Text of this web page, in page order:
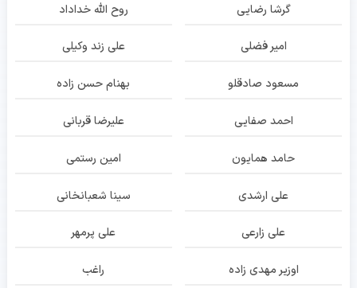
گرشا رضایی روح الله خداداد
امیر فضلی علی زند وکیلی
مسعود صادقلو بهنام حسن زاده
احمد صفایی علیرضا قربانی
حامد همایون امین رستمی
علی ارشدی سینا شعبانخانی
علی زارعی علی پرمهر
اوزیر مهدی زاده راغب